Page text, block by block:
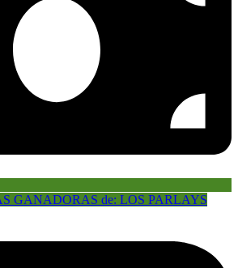
GANADORAS de: LOS PARLAYS